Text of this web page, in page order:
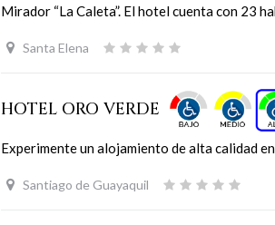
Mirador “La Caleta”. El hotel cuenta con 23
Santa Elena
HOTEL ORO VERDE
Experimente un alojamiento de alta calidad
Santiago de Guayaquil